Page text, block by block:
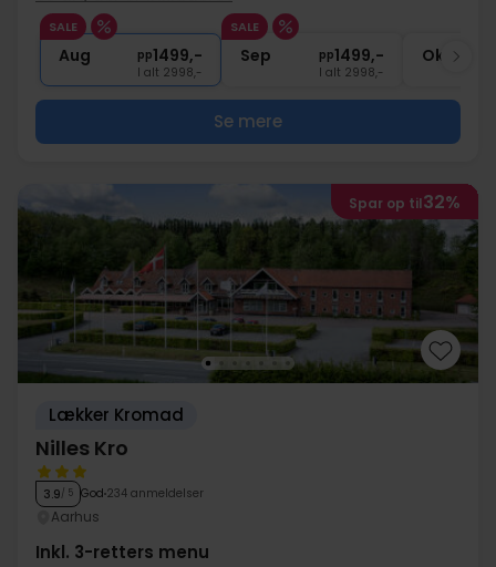
3x Adgang til wellnessafdeling
∞ Slutrengøring
SALE
Aug pp1499,-
I alt 2998,-
SALE
Sep pp1499,-
I alt 2998,-
Okt
Se mere
Spar op til32%
Lækker Kromad
Nilles Kro
3.9/ 5 God 234 anmeldelser
Aarhus
Inkl. 3-retters menu